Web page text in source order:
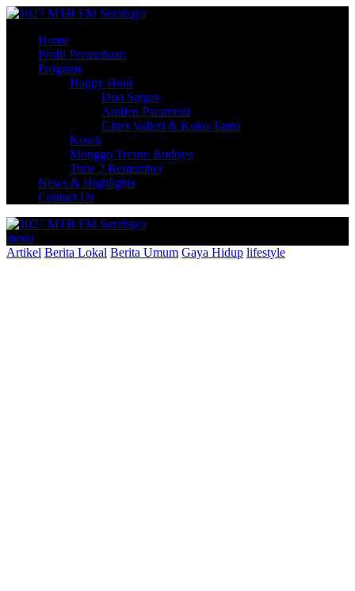
Home
Profil Perusahaan
Program
Happy Hour
Duo Satgas
Andien Paramesti
Ginet Valleri & Koko Tama
Kosek
Monggo Tresno Budoyo
Time 2 Remember
News & Highlights
Contact Us
menu
Artikel Berita Lokal Berita Umum Gaya Hidup lifestyle